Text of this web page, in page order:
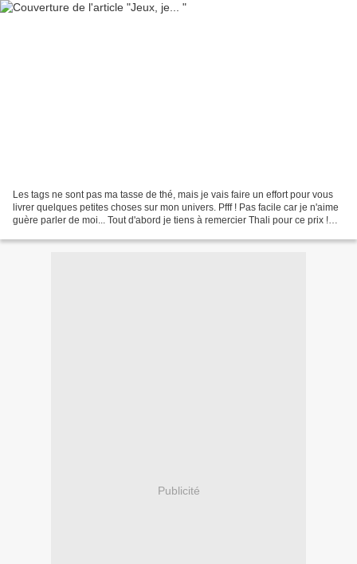
Les tags ne sont pas ma tasse de thé, mais je vais faire un effort pour vous
livrer quelques petites choses sur mon univers. Pfff ! Pas facile car je n'aime
guère parler de moi... Tout d'abord je tiens à remercier Thali pour ce prix !
Publicité